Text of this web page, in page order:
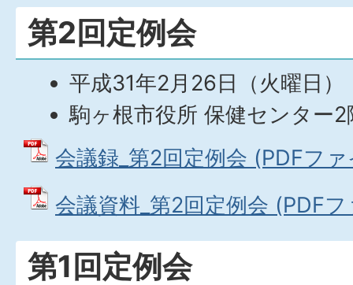
第2回定例会
平成31年2月26日（火曜日
駒ヶ根市役所 保健センター
会議録_第2回定例会 (PDFフ
会議資料_第2回定例会 (PDF
第1回定例会